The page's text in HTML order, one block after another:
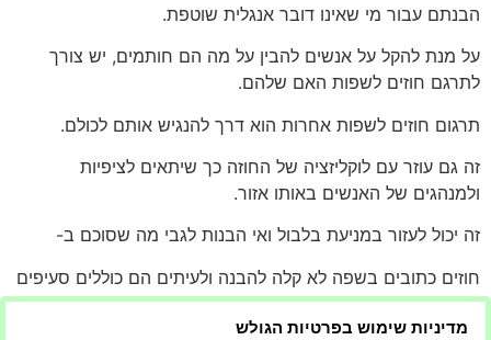
הבנתם עבור מי שאינו דובר אנגלית שוטפת.
על מנת להקל על אנשים להבין על מה הם חותמים, יש צורך
לתרגם חוזים לשפות האם שלהם.
תרגום חוזים לשפות אחרות הוא דרך להנגיש אותם לכולם.
זה גם עוזר עם לוקליזציה של החוזה כך שיתאים לציפיות
ולמנהגים של האנשים באותו אזור.
זה יכול לעזור במניעת בלבול ואי הבנות לגבי מה שסוכם ב-
חוזים כתובים בשפה לא קלה להבנה ולעיתים הם כוללים סעיפים
רבים שמבלבלים.
מדיניות שימוש בפרטיות הגולש